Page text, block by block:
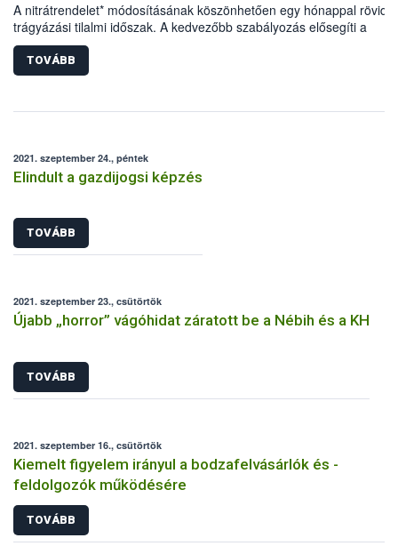
A nitrátrendelet* módosításának köszönhetően egy hónappal
trágyázási tilalmi időszak. A kedvezőbb szabályozás elősegíti a
nitrátérzékeny területen gazdálkodók termésmennyiségének és -
minőségének javítását, ezáltal pozitívan befolyásolja a
versenyképességüket, valamint a hazai növénytermesztés
TOVÁBB
2021. szeptember 24., péntek
Elindult a gazdijogsi képzés
TOVÁBB
2021. szeptember 23., csütörtök
Újabb „horror” vágóhidat záratott be a Nébih és a KH
TOVÁBB
2021. szeptember 16., csütörtök
Kiemelt figyelem irányul a bodzafelvásárlók és -
feldolgozók működésére
TOVÁBB